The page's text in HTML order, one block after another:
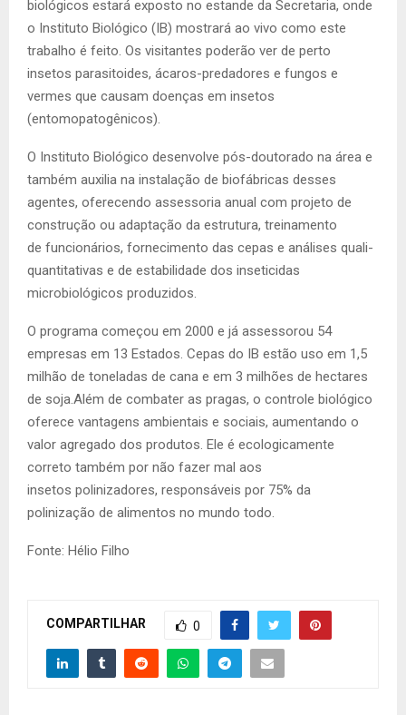
biológicos estará exposto no estande da Secretaria, onde
o Instituto Biológico (IB) mostrará ao vivo como este
trabalho é feito. Os visitantes poderão ver de perto
insetos parasitoides, ácaros-predadores e fungos e
vermes que causam doenças em insetos
(entomopatogênicos).
O Instituto Biológico desenvolve pós-doutorado na área e
também auxilia na instalação de biofábricas desses
agentes, oferecendo assessoria anual com projeto de
construção ou adaptação da estrutura, treinamento
de funcionários, fornecimento das cepas e análises quali-
quantitativas e de estabilidade dos inseticidas
microbiológicos produzidos.
O programa começou em 2000 e já assessorou 54
empresas em 13 Estados. Cepas do IB estão uso em 1,5
milhão de toneladas de cana e em 3 milhões de hectares
de soja.Além de combater as pragas, o controle biológico
oferece vantagens ambientais e sociais, aumentando o
valor agregado dos produtos. Ele é ecologicamente
correto também por não fazer mal aos
insetos polinizadores, responsáveis por 75% da
polinização de alimentos no mundo todo.
Fonte: Hélio Filho
COMPARTILHAR 0